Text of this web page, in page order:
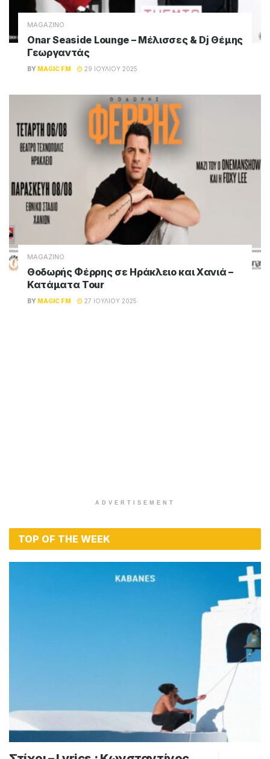
MAGAZINO
Onar Seaside Lounge – Μέλισσες & Dj Θέμης
Γεωργαντάς
BY MAGIC FM 29 ΙΟΥΛΊΟΥ 2025
MAGAZINO
Θοδωρής Φέρρης σε Ηράκλειο και Χανιά –
Κατάματα Tour
BY MAGIC FM 27 ΙΟΥΛΊΟΥ 2025
ADVERTISEMENT
TOP OF THE WEEK